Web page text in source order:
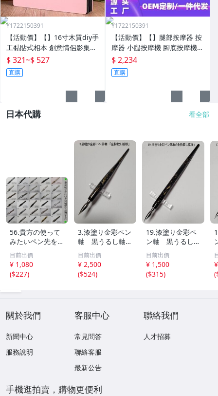
Y1722150391
【活動價】【】16寸木質diy手
工黏貼式相本 創意情侶影集紀
念收藏冊送男女朋友
$ 321~$ 527
直購
Y1722150391
【活動價】【】腿部按摩器 按
摩器 小腿按摩機 腳底按摩機
深層按摩軟體全自動足療機穴
位揉捏家用按腳器腳部腿部足
底足部腳底
$ 2,234
直購
日本代購 看全部
56.貴方の使って
みたいペン先を3
0種類の中から10
種類を選んで試し
て見ませんか。ニ
ッコー・タチカ
目前出價
¥ 1,080
($227)
3.漆塗り金彩ペン
軸 黒うるし軸
「金粉散し模様」
漆の肌触りが伝
わる特製オリジナ
ル軸１本【 限定
目前出價
¥ 2,500
($524)
19.漆塗り金彩ペ
ン軸 黒うるし
軸 「金粉散し模
様」 漆の肌触り
が伝わる特製オリ
ジナル軸１本 【
目前出價
¥ 1,500
($315)
(
關於我們
新聞中心
服務說明
客服中心
常見問答
聯絡客服
最新公告
聯絡我們
人才招募
手機逛拍賣，購物更便利